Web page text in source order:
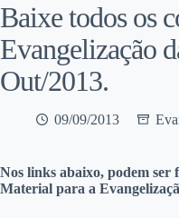
Baixe todos os
Evangelização
Out/2013.
09/09/2013
Nos links abaixo, podem ser
Material para a